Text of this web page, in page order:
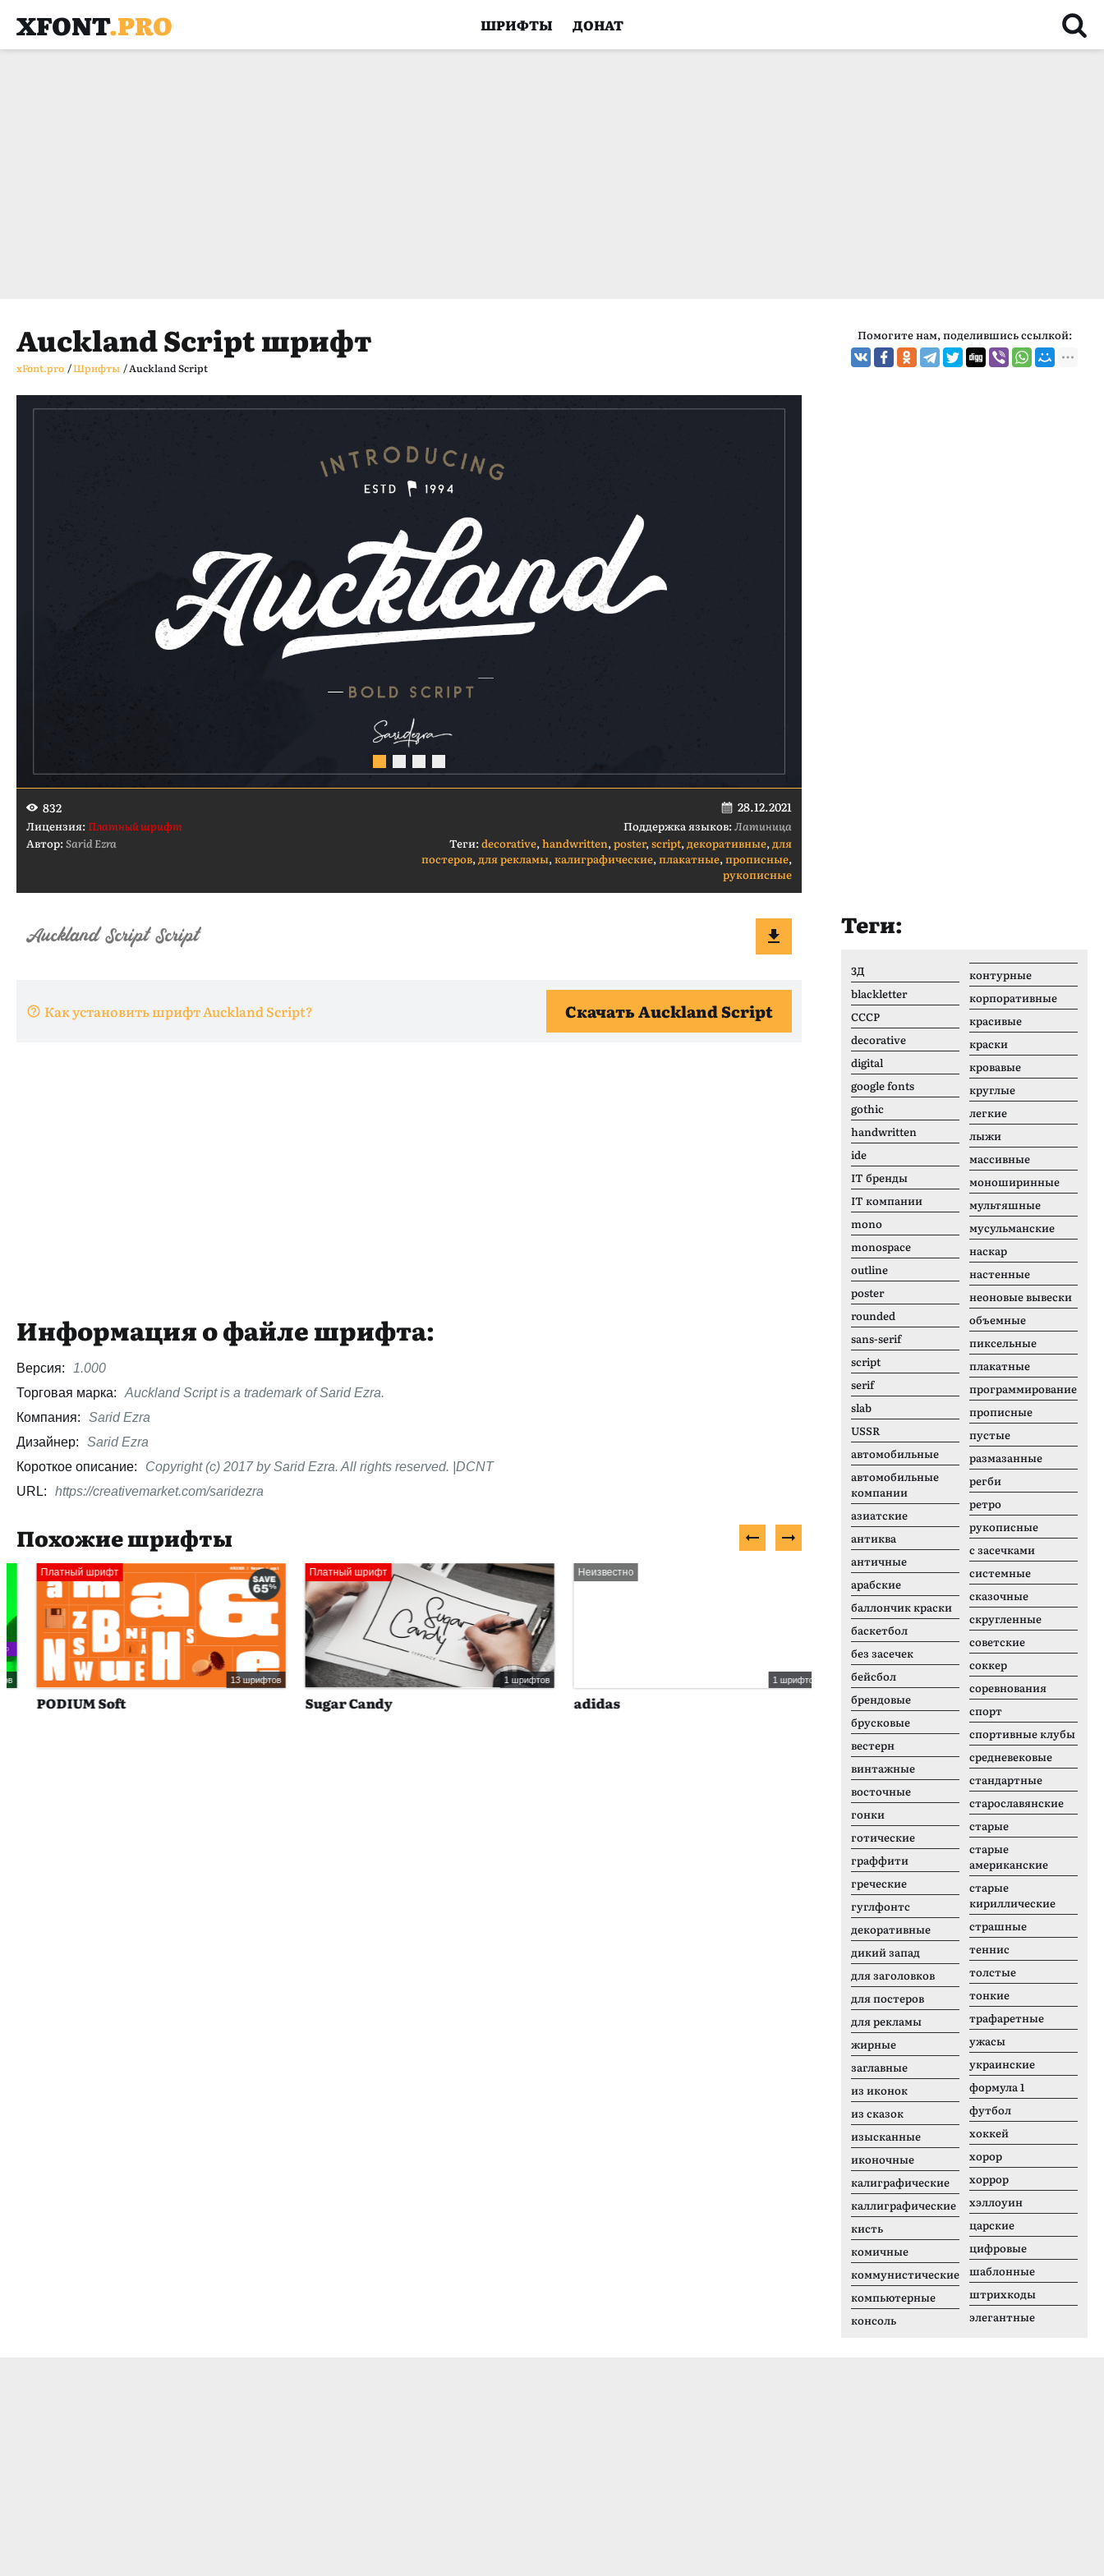
XFONT.PRO ШРИФТЫ ДОНАТ
Auckland Script шрифт
xFont.pro /Шрифты /Auckland Script
Помогите нам, поделившись ссылкой:
832 28.12.2021
Лицензия:Платный шрифт Поддержка языков:Латиница
Автор:Sarid Ezra Теги:decorative,handwritten,poster,script,декоративные,для
постеров,для рекламы,калиграфические,плакатные,прописные,
рукописные
Как установить шрифт Auckland Script? Скачать Auckland Script
Информация о файле шрифта:
Версия:
1.000
Торговая марка:
Auckland Script is a trademark of Sarid Ezra.
Компания:
Sarid Ezra
Дизайнер:
Sarid Ezra
Короткое описание:
Copyright (c) 2017 by Sarid Ezra. All rights reserved. |DCNT
URL:
https://creativemarket.com/saridezra
Похожие шрифты
Платный шрифт
13 шрифтов
PODIUM Soft
Платный шрифт
1 шрифтов
Sugar Candy
Неизвестно
1 шрифтов
adidas
Платный шрифт
18 шрифтов
Scanno
Теги:
3Д
blackletter
CCCР
decorative
digital
google fonts
gothic
handwritten
ide
IT бренды
IT компании
mono
monospace
outline
poster
rounded
sans-serif
script
serif
slab
USSR
автомобильные
автомобильные
компании
азиатские
антиква
античные
арабские
баллончик краски
баскетбол
без засечек
бейсбол
брендовые
брусковые
вестерн
винтажные
восточные
гонки
готические
граффити
греческие
гуглфонтс
декоративные
дикий запад
для заголовков
для постеров
для рекламы
жирные
заглавные
из иконок
из сказок
изысканные
иконочные
калиграфические
каллиграфические
кисть
комичные
коммунистические
компьютерные
консоль
контурные
корпоративные
красивые
краски
кровавые
круглые
легкие
лыжи
массивные
моноширинные
мультяшные
мусульманские
наскар
настенные
неоновые вывески
объемные
пиксельные
плакатные
программирование
прописные
пустые
размазанные
регби
ретро
рукописные
с засечками
системные
сказочные
скругленные
советские
соккер
соревнования
спорт
спортивные клубы
средневековые
стандартные
старославянские
старые
старые
американские
старые
кириллические
страшные
теннис
толстые
тонкие
трафаретные
ужасы
украинские
формула 1
футбол
хоккей
хорор
хоррор
хэллоуин
царские
цифровые
шаблонные
штрихкоды
элегантные